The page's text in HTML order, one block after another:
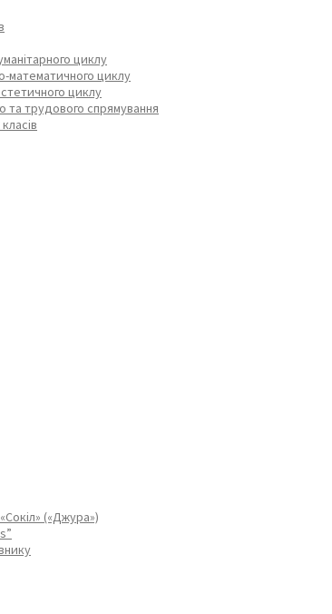
циклу
математичного циклу
циклу
та трудового спрямування
(«Джура»)